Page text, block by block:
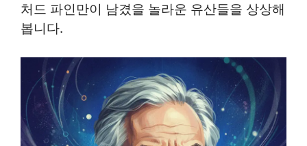
처드 파인만이 남겼을 놀라운 유산들을 상상해
봅니다.